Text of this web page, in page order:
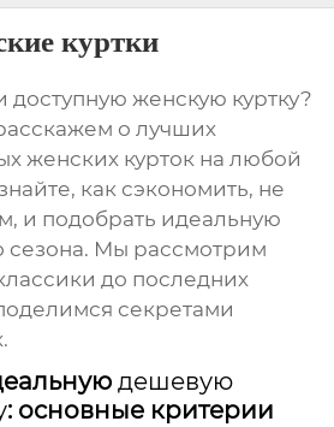
куртки
доступнуюженскую куртку?
о лучших
женских курток на любой
как сэкономить, не
и подобрать идеальную
сезона. Мы рассмотрим
до последних
секретами
дешевую
: основные критерии